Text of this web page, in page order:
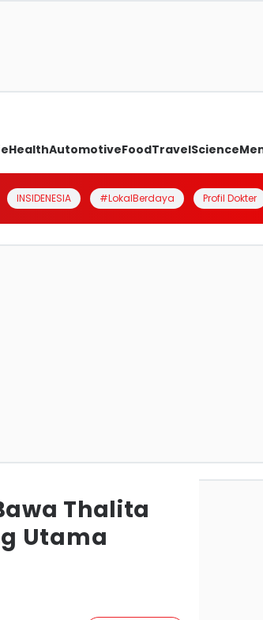
HealthAutomotiveFoodTravelScience
INSIDENESIA #LokalBerdaya Profil Dokter
Thalita
Utama